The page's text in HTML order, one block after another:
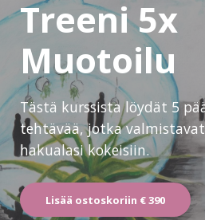
KIRJAUDU
Treeni 5x
Muotoilu
Tästä kurssista löydät 5
tehtävää, jotka
hakualasi kokeisiin.
Lisää ostoskoriin € 390